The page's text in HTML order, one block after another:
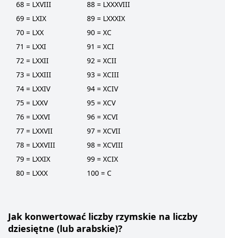
68 = LXVIII
69 = LXIX
70 = LXX
71 = LXXI
72 = LXXII
73 = LXXIII
74 = LXXIV
75 = LXXV
76 = LXXVI
77 = LXXVII
78 = LXXVIII
79 = LXXIX
80 = LXXX
88 = LXXXVIII
89 = LXXXIX
90 = XC
91 = XCI
92 = XCII
93 = XCIII
94 = XCIV
95 = XCV
96 = XCVI
97 = XCVII
98 = XCVIII
99 = XCIX
100 = C
Jak konwertować liczby rzymskie na liczby
dziesiętne (lub arabskie)?